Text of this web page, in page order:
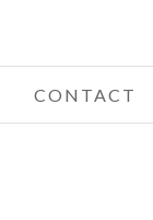
CONTACT